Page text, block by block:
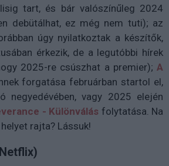
tart, és bár valószínűleg 2024
debütálhat, ez még nem tuti); az
úgy nyilatkoztak a készítők,
érkezik, de a legutóbbi hírek
2025-re csúszhat a premier); A
forgatása februárban startol el,
negyedévében, vagy 2025 elején
- Különválás folytatása. Na
rajta? Lássuk!